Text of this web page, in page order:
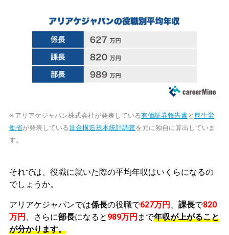
※ アリアケジャパン株式会社が発表している有価証券報告書と 厚生労
働省が発表している賃金構造基本統計調査を元に独自に算出していま
す。
それでは、役職に就いた際の平均年収はいくらになるの
でしょうか。
アリアケジャパンでは係長の役職で627万円 課長で820
万円
、さらに部長になると 989万円 まで年収が上がること
が分かります。